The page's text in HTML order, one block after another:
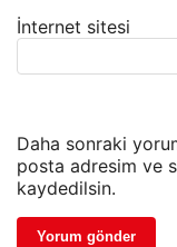
İnternet sitesi
Daha sonraki
posta adresim ve
kaydedilsin.